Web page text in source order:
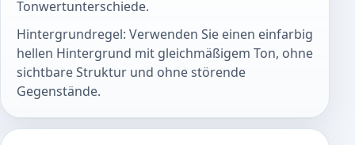
Tonwertunterschiede.
Hintergrundregel: Verwenden Sie einen einfarbig
hellen Hintergrund mit gleichmäßigem Ton, ohne
sichtbare Struktur und ohne störende
Gegenstände.